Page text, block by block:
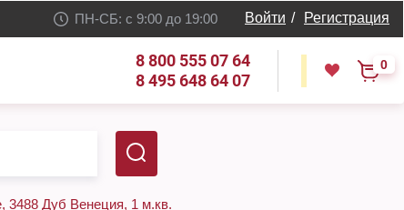
ПН-СБ: с 9:00 до 19:00 Войти / Регистрация
8 800 555 07 64
8 495 648 64 07
0
3488 Дуб Венеция, 1 м.кв.